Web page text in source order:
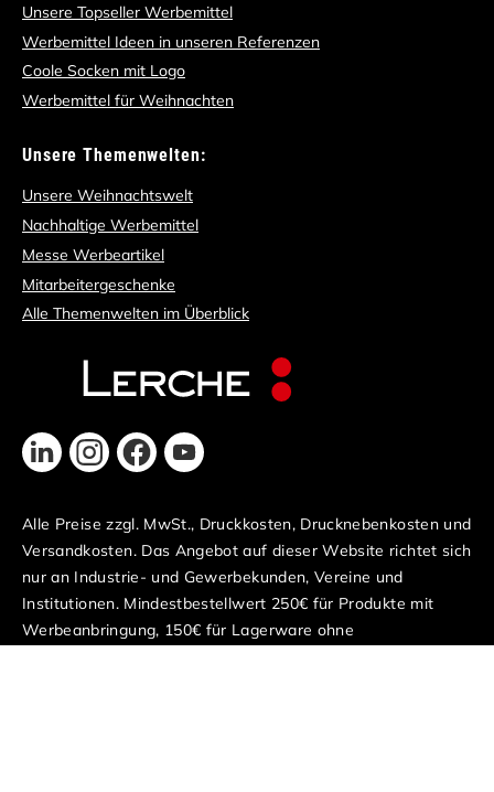
Unsere Topseller Werbemittel
Werbemittel Ideen in unseren Referenzen
Coole Socken mit Logo
Werbemittel für Weihnachten
Unsere Themenwelten:
Unsere Weihnachtswelt
Nachhaltige Werbemittel
Messe Werbeartikel
Mitarbeitergeschenke
Alle Themenwelten im Überblick
Alle Preise zzgl. MwSt., Druckkosten, Drucknebenkosten und
Versandkosten. Das Angebot auf dieser Website richtet sich
nur an Industrie- und Gewerbekunden, Vereine und
Institutionen. Mindestbestellwert 250€ für Produkte mit
Werbeanbringung, 150€ für Lagerware ohne